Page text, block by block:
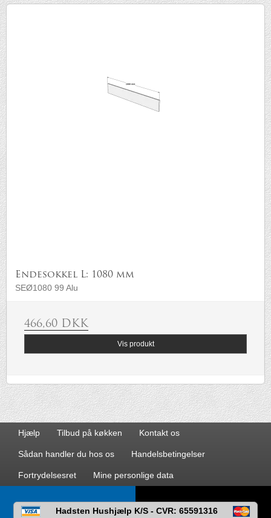
Endesokkel L: 1080 mm
SEØ1080 99 Alu
466,60 DKK
Vis produkt
Hjælp Tilbud på køkken Kontakt os
Sådan handler du hos os Handelsbetingelser
Fortrydelsesret Mine personlige data
Hadsten Hushjælp K/S - CVR: 65591316